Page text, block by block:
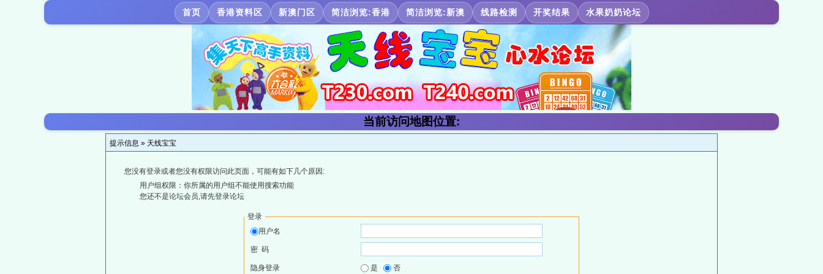
首页 香港资料区 新澳门区 简洁浏览:香港 简洁浏览:新澳 线路检测 开奖结果 水果奶奶论坛
当前访问地图位置:
提示信息 » 天线宝宝
您没有登录或者您没有权限访问此页面，可能有如下几个原因:
用户组权限：你所属的用户组不能使用搜索功能
您还不是论坛会员,请先登录论坛
登录
用户名
密 码
隐身登录 是 否